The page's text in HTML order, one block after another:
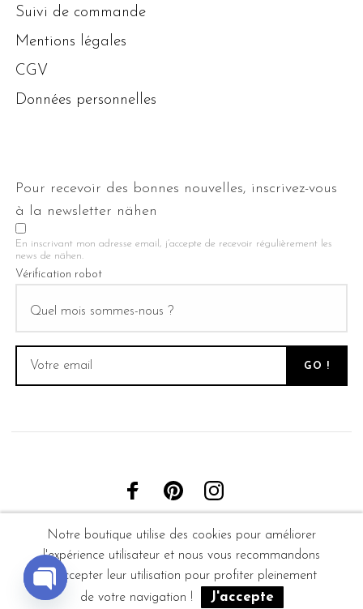
Notre boutique utilise des cookies pour améliorer
l'expérience utilisateur et nous vous recommandons
d'accepter leur utilisation pour profiter pleinement
de votre navigation !
J'accepte
Suivi de commande
Mentions légales
CGV
Données personnelles
Pour recevoir des bonnes nouvelles, inscrivez-vous
à la newsletter nähen
En inscrivant mon adresse email, j’accepte de recevoir régulièrement les
news de nähen.
Vérification robot